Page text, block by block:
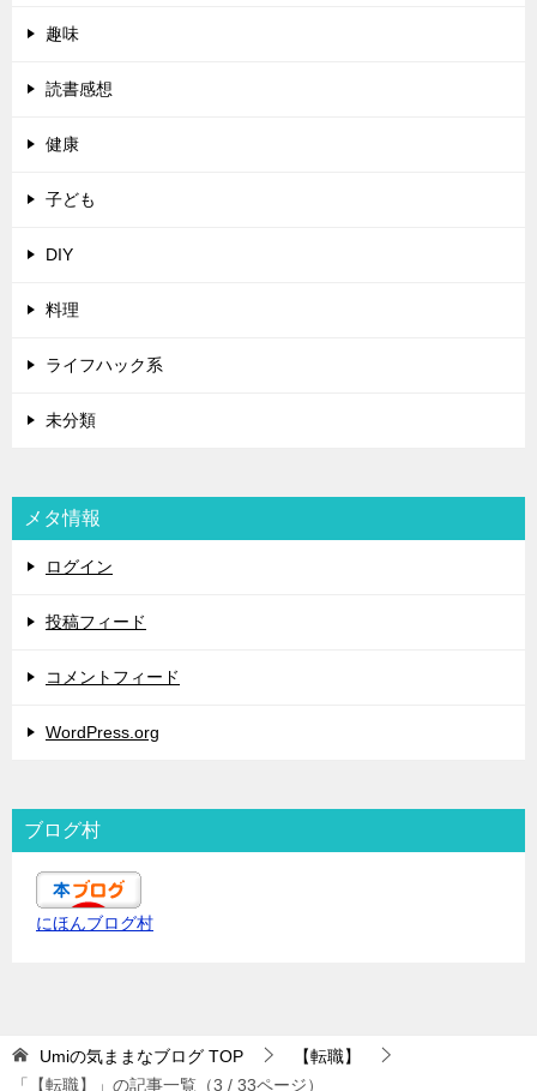
趣味
読書感想
健康
子ども
DIY
料理
ライフハック系
未分類
メタ情報
ログイン
投稿フィード
コメントフィード
WordPress.org
ブログ村
にほんブログ村
Umiの気ままなブログ TOP
【転職】
「【転職】」の記事一覧（3 / 33ページ）